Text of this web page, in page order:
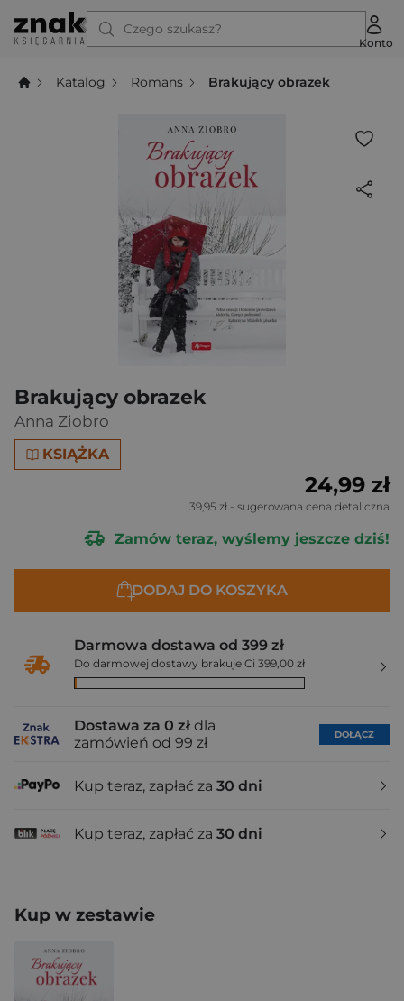
Czego szukasz?
Konto
Katalog Romans Brakujący obrazek
Brakujący obrazek
Anna Ziobro
KSIĄŻKA
24,99 zł
39,95 zł - sugerowana cena detaliczna
Zamów teraz, wyślemy jeszcze dziś!
DODAJ DO KOSZYKA
Darmowa dostawa od 399 zł
Do darmowej dostawy brakuje Ci 399,00 zł
Dostawa za 0 zł dla
zamówień od 99 zł
DOŁĄCZ
Kup teraz, zapłać za 30 dni
Kup teraz, zapłać za 30 dni
Kup w zestawie